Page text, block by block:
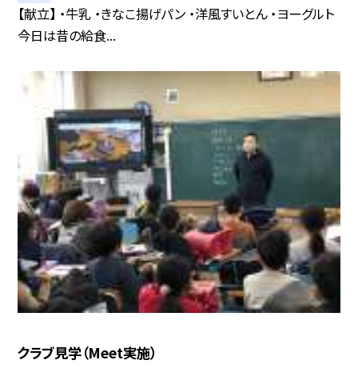
【献立】 ・牛乳 ・きなこ揚げパン ・洋風すいとん ・ヨーグルト
今日は昔の給食...
クラブ見学（Meet実施）